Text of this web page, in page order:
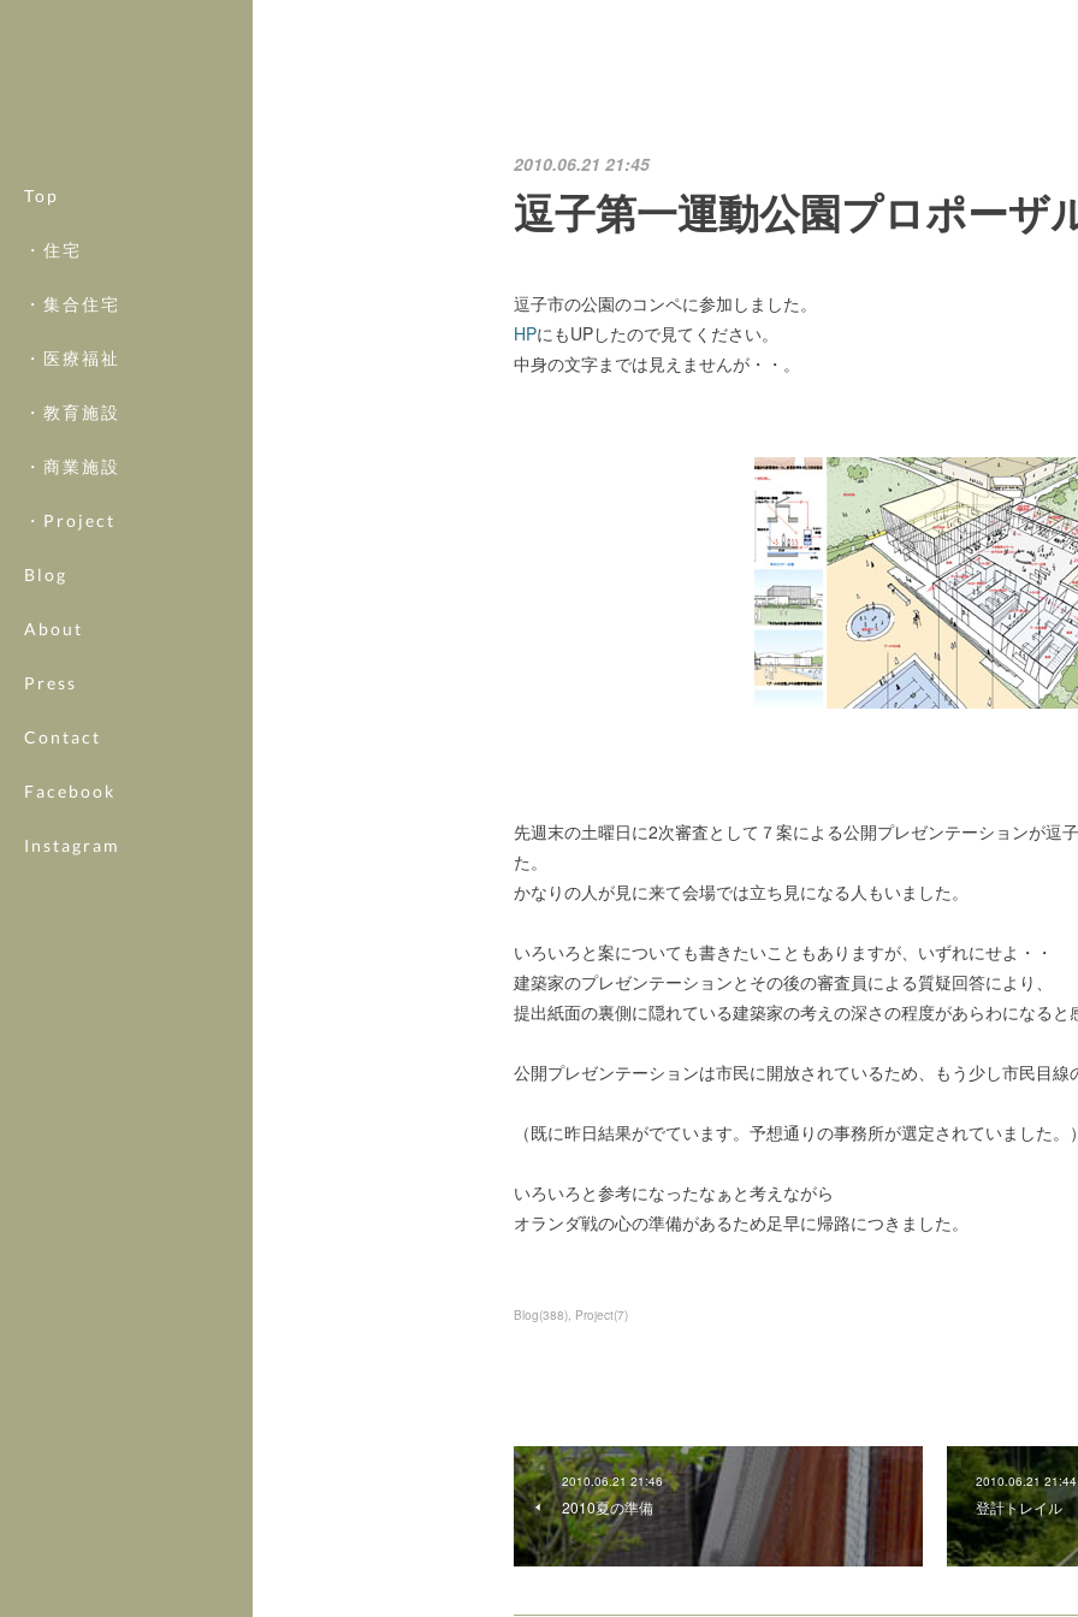
Top
・住宅
・集合住宅
・医療福祉
・教育施設
・商業施設
・Project
Blog
About
Press
Contact
Facebook
Instagram
2010.06.21 21:45
逗子第一運動公園プロポーザ
逗子市の公園のコンペに参加しました。
HPにもUPしたので見てください。
中身の文字までは見えませんが・・。
先週末の土曜日に2次審査として７案による公開プレゼンテーションが逗
た。
かなりの人が見に来て会場では立ち見になる人もいました。
いろいろと案についても書きたいこともありますが、いずれにせよ・・
建築家のプレゼンテーションとその後の審査員による質疑回答により、
提出紙面の裏側に隠れている建築家の考えの深さの程度があらわになると
公開プレゼンテーションは市民に開放されているため、もう少し市民目
（既に昨日結果がでています。予想通りの事務所が選定されていました。
いろいろと参考になったなぁと考えながら
オランダ戦の心の準備があるため足早に帰路につきました。
Blog(388) Project(7)
2010.06.21 21:46
2010夏の準備
2010.06.21 21:44
登計トレイル